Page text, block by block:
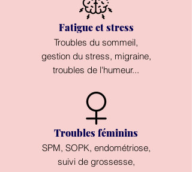
Fatigue et stress
Troubles du sommeil,
gestion du stress, migraine,
troubles de l'humeur...
Troubles féminins
SPM, SOPK, endométriose,
suivi de grossesse,